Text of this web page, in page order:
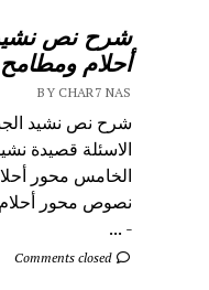
شرح نص نشيد
أحلام
BY CHAR7 NAS
شرح نص نشيد
الخامس محور
- ...
Comments closed